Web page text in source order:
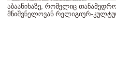
აბაანიხაზე, რომელიც
მნიშვნელოვან რელიგიურ-